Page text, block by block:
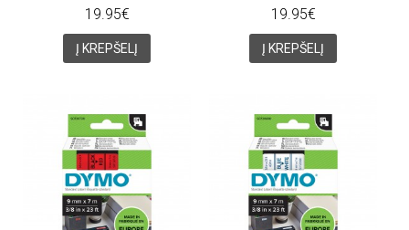
19.95€
Į KREPŠELĮ
19.95€
Į KREPŠELĮ